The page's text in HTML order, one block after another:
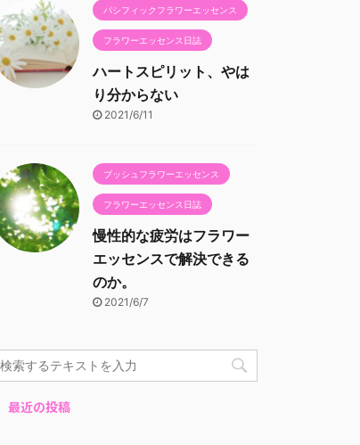
パシフィックフラワーエッセンス
フラワーエッセンス日誌
ハートスピリット、やは
り分からない
2021/6/11
ブッシュフラワーエッセンス
フラワーエッセンス日誌
慢性的な疲労はフラワー
エッセンスで解決できる
のか。
2021/6/7
最近の投稿